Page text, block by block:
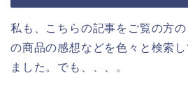
私も、こちらの記事をご覧の方
の商品の感想などを色々と検索
ました。でも、、、。